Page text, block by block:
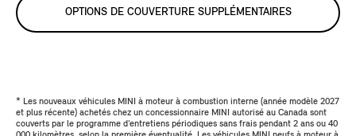
OPTIONS DE COUVERTURE SUPPLÉMENTAIRES
* Les nouveaux véhicules MINI à moteur à combustion interne (année modèle 2027
et plus récente) achetés chez un concessionnaire MINI autorisé au Canada sont
couverts par le programme d’entretiens périodiques sans frais pendant 2 ans ou 40